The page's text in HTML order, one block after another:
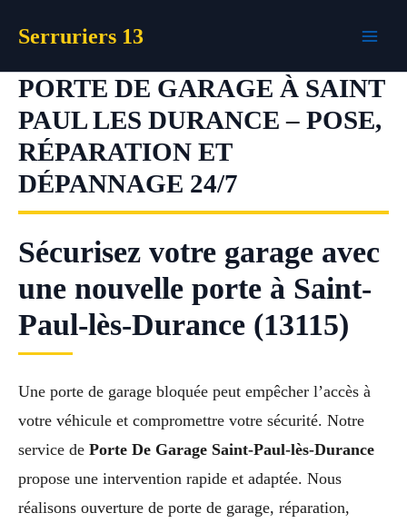
Serruriers 13
PORTE DE GARAGE À SAINT
PAUL LES DURANCE – POSE,
RÉPARATION ET
DÉPANNAGE 24/7
Sécurisez votre garage avec
une nouvelle porte à Saint-
Paul-lès-Durance (13115)
Une porte de garage bloquée peut empêcher l’accès à
votre véhicule et compromettre votre sécurité. Notre
service de Porte De Garage Saint-Paul-lès-Durance
propose une intervention rapide et adaptée. Nous
réalisons ouverture de porte de garage, réparation,